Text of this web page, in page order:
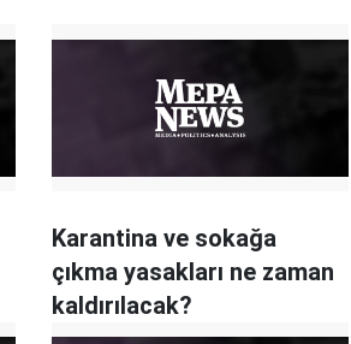
Karantina ve sokağa
çıkma yasakları ne zaman
kaldırılacak?